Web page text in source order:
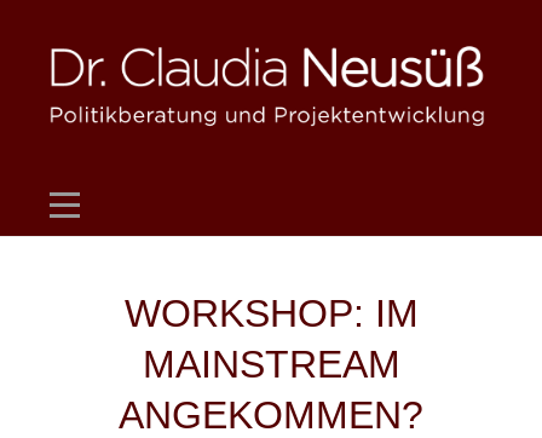
content
WORKSHOP: IM
MAINSTREAM
ANGEKOMMEN?
Beitragsnavigation